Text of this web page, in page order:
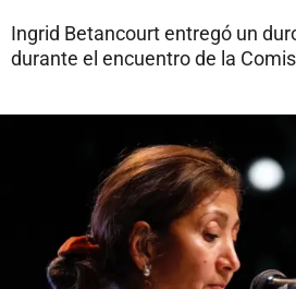
Ingrid Betancourt entregó un
durante el encuentro de la